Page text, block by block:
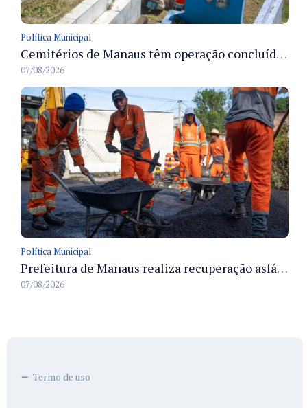
Política Municipal
Cemitérios de Manaus têm operação concluída e estrutura pronta para receber famílias no Dia dos Pais
07/08/2026
Política Municipal
Prefeitura de Manaus realiza recuperação asfáltica na rua Canário do Campo e amplia mobilidade na zona Norte
07/08/2026
Termo de uso